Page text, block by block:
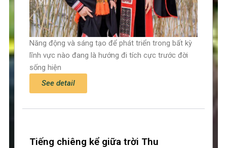
Năng động và sáng tạo để phát triển trong bất kỳ
lĩnh vực nào đang là hướng đi tích cực trước đời
sống hiện
See detail
Tiếng chiêng kể giữa trời Thu